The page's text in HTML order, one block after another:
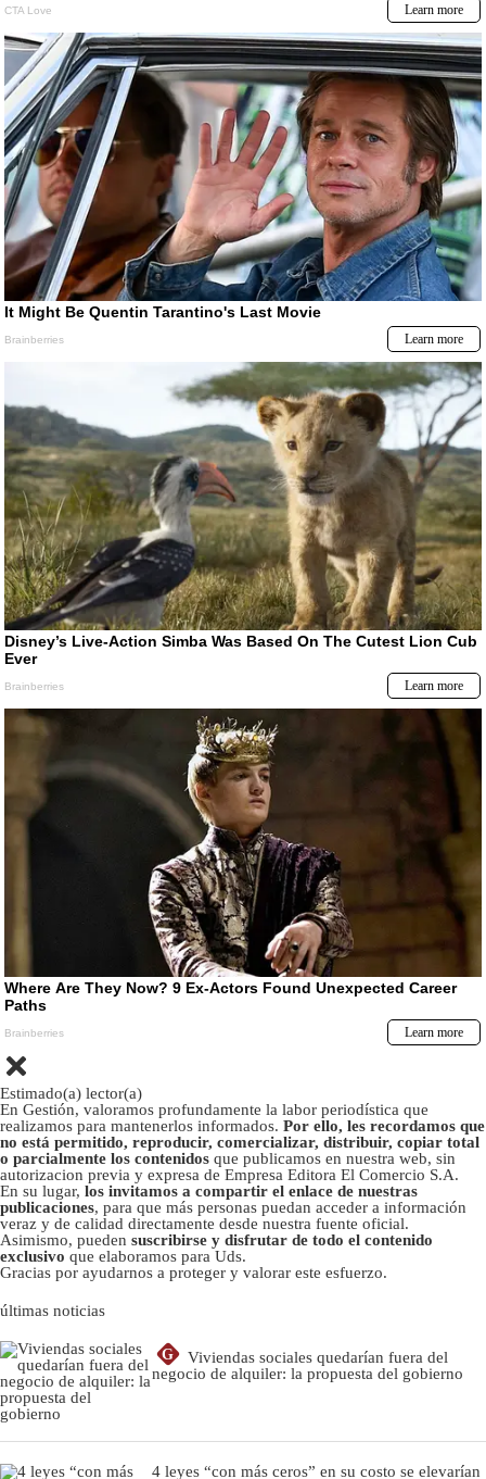
Estimado(a) lector(a)
En Gestión, valoramos profundamente la labor periodística que
realizamos para mantenerlos informados. Por ello, les recordamos que
no está permitido, reproducir, comercializar, distribuir, copiar total
o parcialmente los contenidos que publicamos en nuestra web, sin
autorizacion previa y expresa de Empresa Editora El Comercio S.A.
En su lugar, los invitamos a compartir el enlace de nuestras
publicaciones, para que más personas puedan acceder a información
veraz y de calidad directamente desde nuestra fuente oficial.
Asimismo, pueden suscribirse y disfrutar de todo el contenido
exclusivo que elaboramos para Uds.
Gracias por ayudarnos a proteger y valorar este esfuerzo.
últimas noticias
G
Viviendas sociales quedarían fuera del
negocio de alquiler: la propuesta del gobierno
4 leyes “con más ceros” en su costo se elevarían